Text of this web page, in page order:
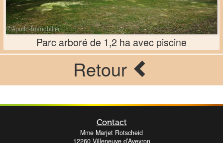
Parc arboré de 1,2 ha avec piscine
Retour
Contact
Mme Marjet Rotscheid
12260 Villeneuve d’Aveyron